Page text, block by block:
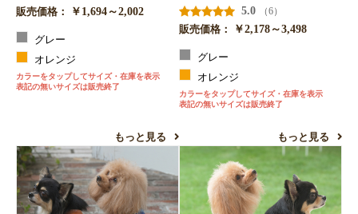
販売価格：
￥1,694～2,002
グレー
オレンジ
カラーをタップしてサイズ・在庫を表示
表記の無いサイズは販売終了
もっと見る
5.0
（6）
販売価格：
￥2,178～3,498
グレー
オレンジ
カラーをタップしてサイズ・在庫を表示
表記の無いサイズは販売終了
もっと見る